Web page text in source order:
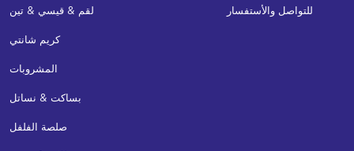
لقم & قيسي & تين
كريم شانتي
المشروبات
بساكت & نساتل
صلصة الفلفل
للتواصل والأستفسار